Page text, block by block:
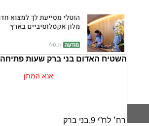
השטיח האדום בני ברק שעות פתיחה
אנא המתן
רח׳ לח”י 9,בני ברק